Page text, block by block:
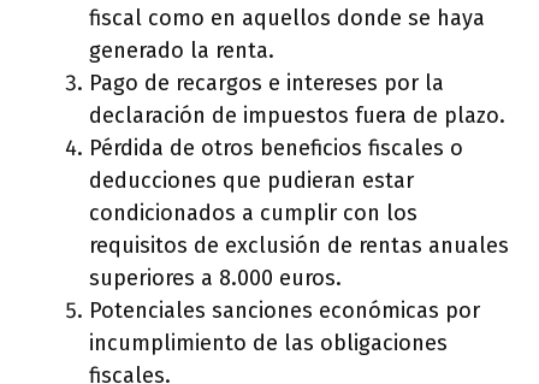
fiscal como en aquellos donde se haya
generado la renta.
Pago de recargos e intereses por la
declaración de impuestos fuera de plazo.
Pérdida de otros beneficios fiscales o
deducciones que pudieran estar
condicionados a cumplir con los
requisitos de exclusión de rentas anuales
superiores a 8.000 euros.
Potenciales sanciones económicas por
incumplimiento de las obligaciones
fiscales.